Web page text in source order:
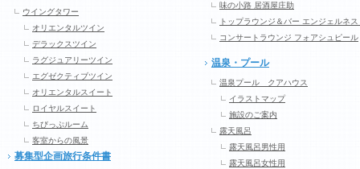
ウイングタワー
オリエンタルツイン
デラックスツイン
ラグジュアリーツイン
エグゼクティブツイン
オリエンタルスイート
ロイヤルスイート
ちびっぷルーム
客室からの風景
募集型企画旅行条件書
味の小路 居酒屋庄助
トップラウンジ＆バー エンジェルネス
コンサートラウンジ フォアシュピール
温泉・プール
温泉プール クアハウス
イラストマップ
施設のご案内
露天風呂
露天風呂男性用
露天風呂女性用